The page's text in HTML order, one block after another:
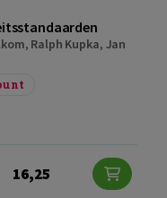
, Ralph Kupka, Jan
16,25